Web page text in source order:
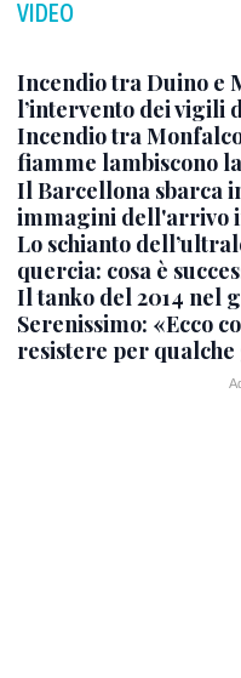
VIDEO
Incendio tra Duino e
l’intervento dei vigili
Incendio tra
fiamme lambiscono
Il Barcellona sbarca
immagini dell'arrivo
Lo schianto
quercia: cosa è
Il tanko del 2014 nel
Serenissimo: «Ecco
resistere per